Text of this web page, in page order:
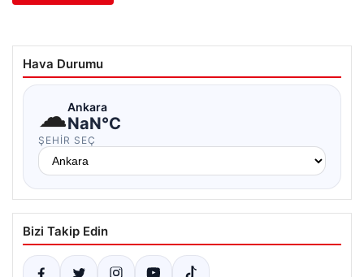
Hava Durumu
☁Ankara
NaN°C
ŞEHIR SEÇ
Bizi Takip Edin